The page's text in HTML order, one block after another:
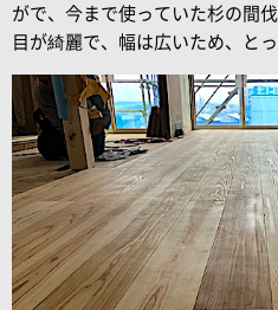
がで、今まで使っていた杉の間
目が綺麗で、幅は広いため、と